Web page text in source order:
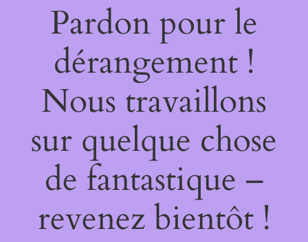
Pardon pour le
dérangement !
Nous travaillons
sur quelque chose
de fantastique –
revenez bientôt !